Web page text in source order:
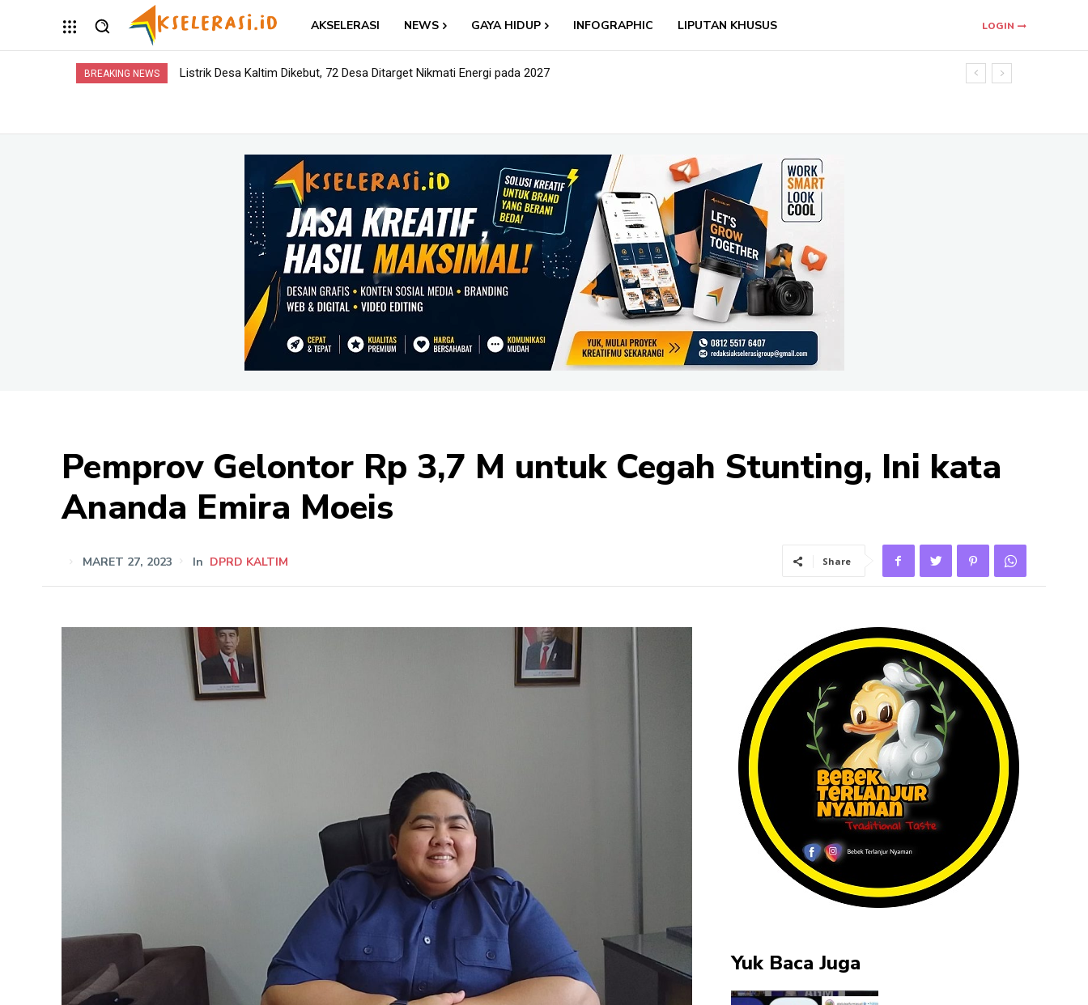
AKSELERASI NEWS GAYA HIDUP INFOGRAPHIC LIPUTAN KHUSUS LOGIN
BREAKING NEWS Listrik Desa Kaltim Dikebut, 72 Desa Ditarget Nikmati Energi pada 2027
Opini: Dari Plaza Mulia ke Go Mall: Nama Baru, Ujian Lama
Pemprov Gelontor Rp 3,7 M untuk Cegah Stunting, Ini kata
Ananda Emira Moeis
MARET 27, 2023 In DPRD KALTIM Share
Yuk Baca Juga